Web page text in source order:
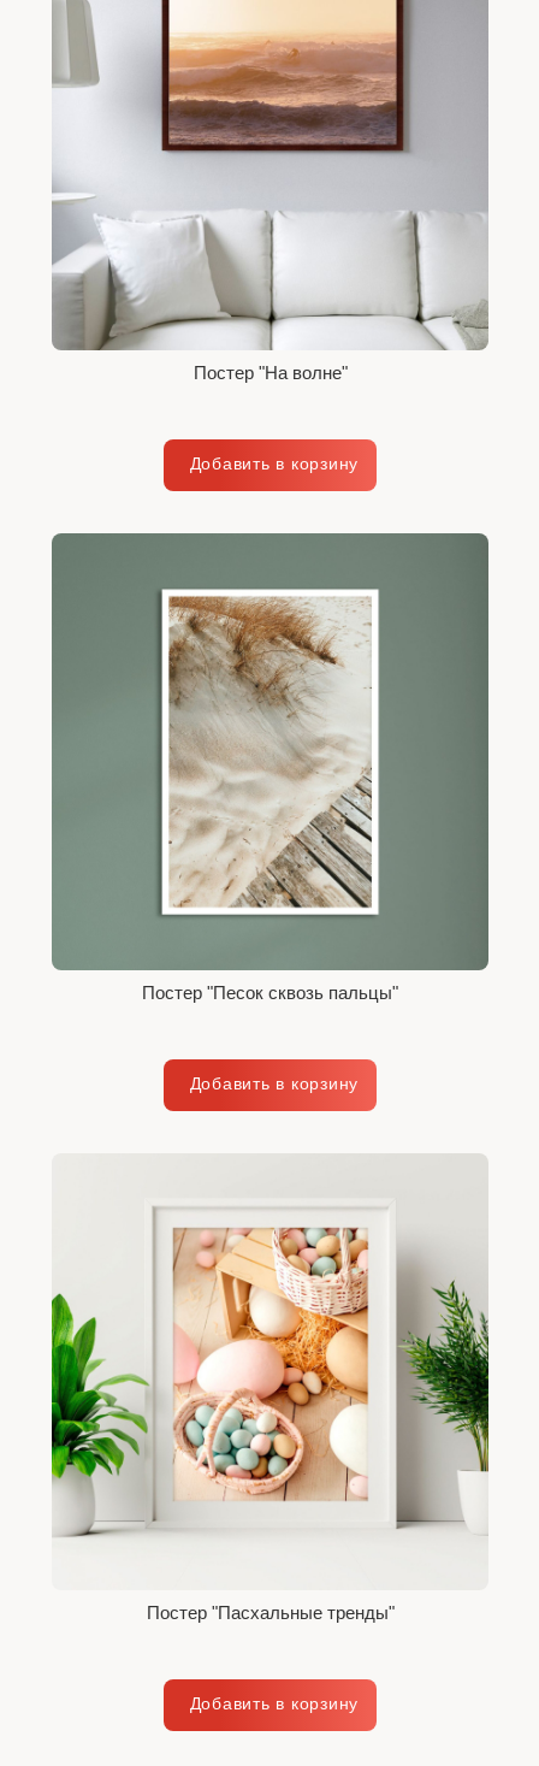
Постер "На волне"
Постер "Песок сквозь пальцы"
Постер "Пасхальные тренды"